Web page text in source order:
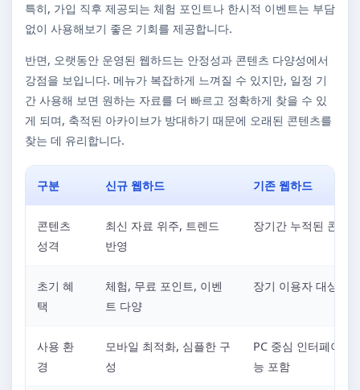
특히, 가입 직후 제공되는 체험 포인트나 한시적 이벤트는 부담
없이 사용해보기 좋은 기회를 제공합니다.
반면, 오랫동안 운영된 웹하드는 안정성과 콘텐츠 다양성에서
강점을 보입니다. 메뉴가 복잡하게 느껴질 수 있지만, 일정 기
간 사용해 보면 원하는 자료를 더 빠르고 정확하게 찾을 수 있
게 되며, 축적된 아카이브가 방대하기 때문에 오래된 콘텐츠를
찾는 데 유리합니다.
구분 신규 웹하드 기존 웹하드
콘텐츠
성격
최신 자료 위주, 트렌드
반영
장기간 누적된 콘텐
초기 혜
택
체험, 무료 포인트, 이벤
트 다양
장기 이용자 대상 혜
사용 환
경
모바일 최적화, 심플한 구
성
PC 중심 인터페이스,
능 포함